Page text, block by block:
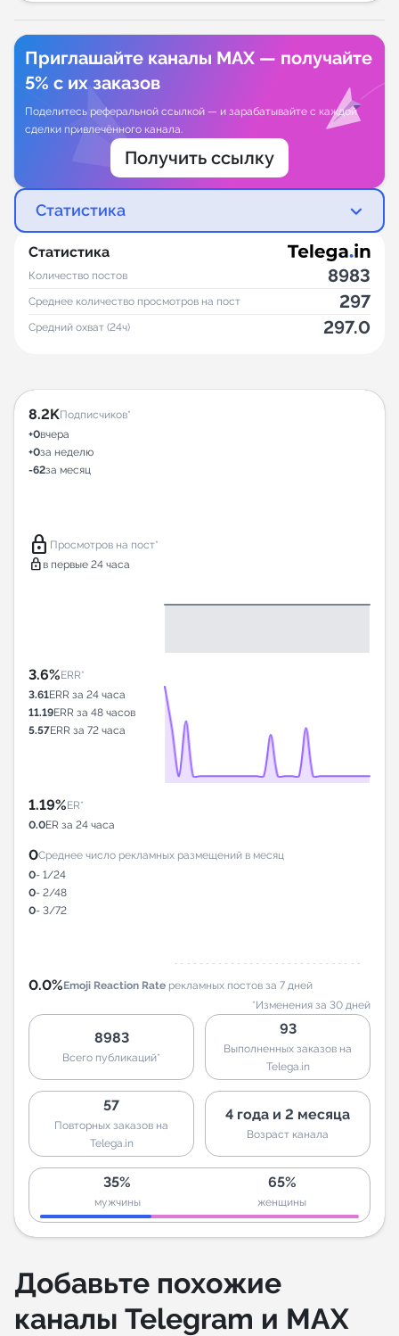
Приглашайте каналы MAX — получайте
5% с их заказов
Поделитесь реферальной ссылкой — и зарабатывайте с каждой
сделки привлечённого канала.
Получить ссылку
Статистика
Статистика
Количество постов 8983
Среднее количество просмотров на пост 297
Средний охват (24ч) 297.0
8.2KПодписчиков*
+0вчера
+0за неделю
-62за месяц
lock Просмотров на пост*
lock в первые 24 часа
3.6%ERR*
3.61ERR за 24 часа
11.19ERR за 48 часов
5.57ERR за 72 часа
1.19%ER*
0.0ER за 24 часа
0Среднее число рекламных размещений в месяц
0- 1/24
0- 2/48
0- 3/72
0.0%Emoji Reaction Rate рекламных постов за 7 дней
*Изменения за 30 дней
8983
Всего публикаций*
93
Выполненных заказов на
Telega.in
57
Повторных заказов на
Telega.in
4 года и 2 месяца
Возраст канала
35%
мужчины
65%
женщины
Добавьте похожие
каналы Telegram и MAX